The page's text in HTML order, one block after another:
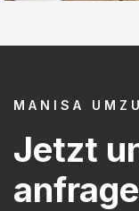
MANISA
Jetzt